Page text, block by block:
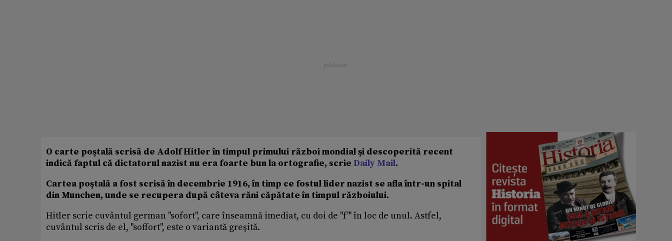
O carte poştală scrisă de Adolf Hitler în timpul primului război mondial şi descoperită recent
indică faptul că dictatorul nazist nu era foarte bun la ortografie, scrie Daily Mail.
Cartea poştală a fost scrisă în decembrie 1916, în timp ce fostul lider nazist se afla într-un spital
din Munchen, unde se recupera după câteva răni căpătate în timpul războiului.
Hitler scrie cuvântul german ''sofort'', care înseamnă imediat, cu doi de ''f''' în loc de unul. Astfel,
cuvântul scris de el, ''soffort'', este o variantă greşită.